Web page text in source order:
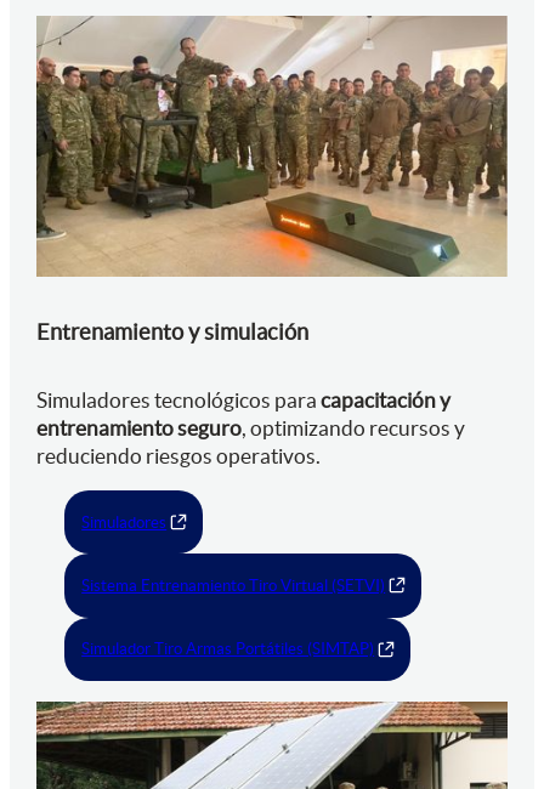
Entrenamiento y simulación
Simuladores tecnológicos paracapacitación y
entrenamiento seguro, optimizando recursos y
reduciendo riesgos operativos.
Simuladores
Sistema Entrenamiento Tiro Virtual (SETVI)
Simulador Tiro Armas Portátiles (SIMTAP)